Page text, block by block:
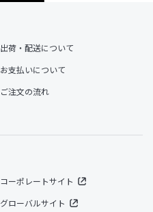
出荷・配送について
お支払いについて
ご注文の流れ
コーポレートサイト
グローバルサイト